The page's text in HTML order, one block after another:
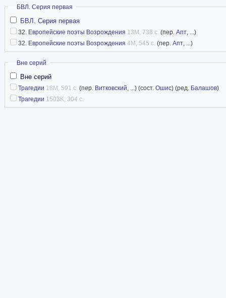
Скрыть
БВЛ. Серия первая
БВЛ. Серия первая
32. Европейские поэты Возрождения 13M, 738 с. (пер. Апт, ...)
32. Европейские поэты Возрождения 4M, 545 с. (пер. Апт, ...)
Скрыть
Вне серий
Вне серий
Трагедии 18M, 591 с. (пер. Витковский, ...) (сост. Ошис) (ред. Балашов)
Трагедии 1503K, 304 с.